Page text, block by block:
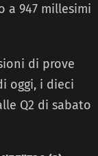
a 947 millesimi
di prove
oggi, i dieci
Q2 di sabato